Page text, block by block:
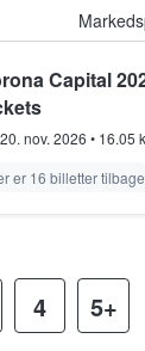
- Hvor
Capital
nov. 2026 • 16.05
er 16 billetter tilbage
4 5+